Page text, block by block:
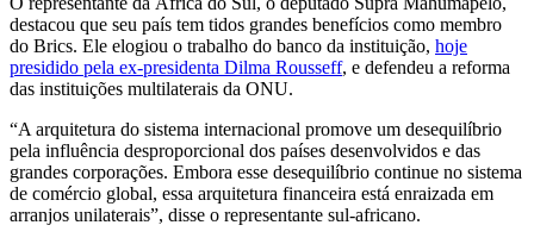
destacou que seu país tem tidos grandes benefícios como membro
do Brics. Ele elogiou o trabalho do banco da instituição, hoje
presidido pela ex-presidenta Dilma Rousseff, e defendeu a reforma
das instituições multilaterais da ONU.
“A arquitetura do sistema internacional promove um desequilíbrio
pela influência desproporcional dos países desenvolvidos e das
grandes corporações. Embora esse desequilíbrio continue no sistema
de comércio global, essa arquitetura financeira está enraizada em
arranjos unilaterais”, disse o representante sul-africano.